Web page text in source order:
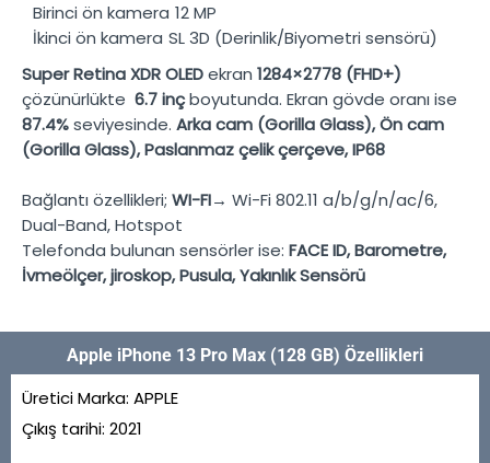
Birinci ön kamera 12 MP
İkinci ön kamera SL 3D (Derinlik/Biyometri sensörü)
Super Retina XDR OLEDekran 1284×2778 (FHD+)
çözünürlükte 6.7 inçboyutunda. Ekran gövde oranı ise
87.4%seviyesinde. Arka cam (Gorilla Glass), Ön cam
(Gorilla Glass), Paslanmaz çelik çerçeve, IP68
Bağlantı özellikleri; WI-FI→ Wi-Fi 802.11 a/b/g/n/ac/6,
Dual-Band, Hotspot
Telefonda bulunan sensörler ise: FACE ID, Barometre,
İvmeölçer, jiroskop, Pusula, Yakınlık Sensörü
Apple iPhone 13 Pro Max (128 GB) Özellikleri
Üretici Marka: APPLE
Çıkış tarihi: 2021